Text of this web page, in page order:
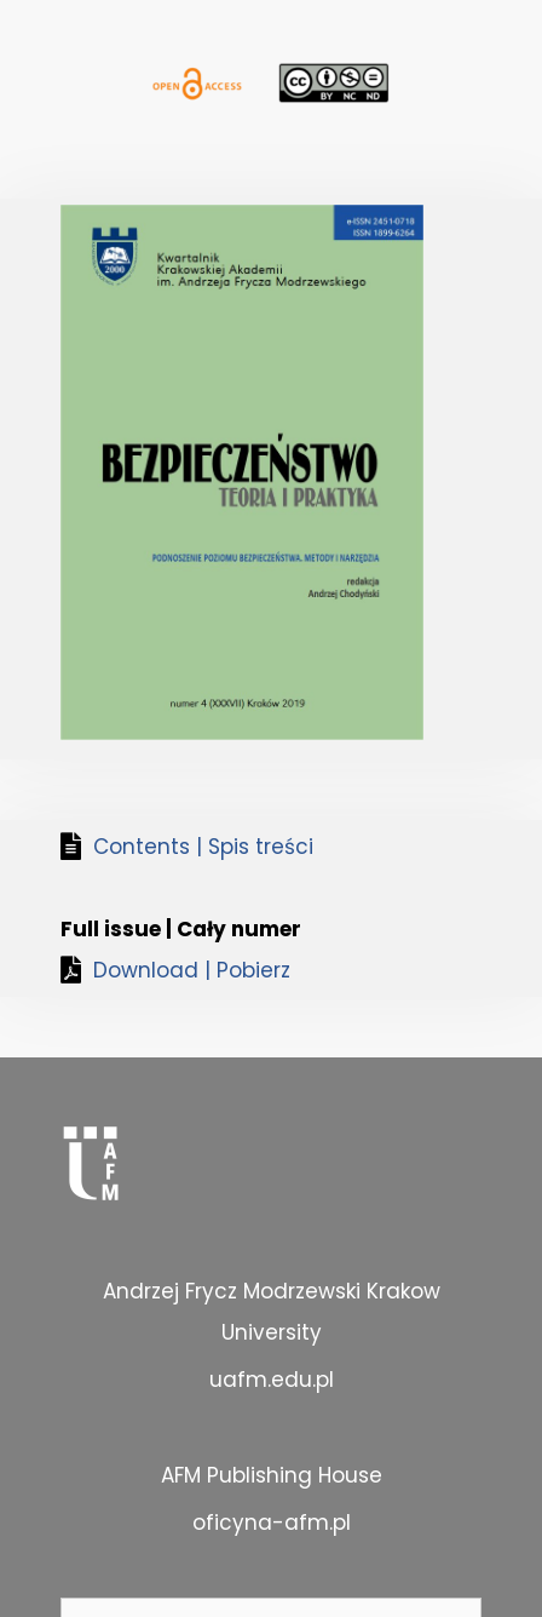
Contents | Spis treści
Full issue | Cały numer
Download | Pobierz
Andrzej Frycz Modrzewski Krakow
University
uafm.edu.pl
AFM Publishing House
oficyna-afm.pl